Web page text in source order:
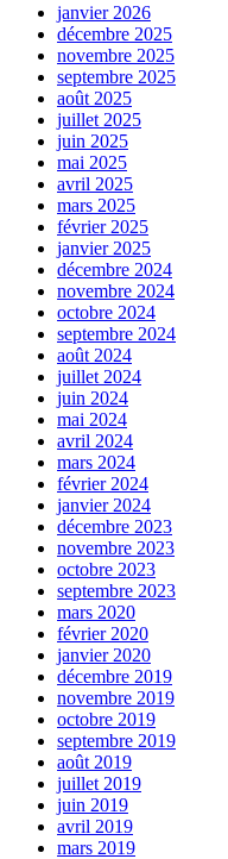
janvier 2026
décembre 2025
novembre 2025
septembre 2025
août 2025
juillet 2025
juin 2025
mai 2025
avril 2025
mars 2025
février 2025
janvier 2025
décembre 2024
novembre 2024
octobre 2024
septembre 2024
août 2024
juillet 2024
juin 2024
mai 2024
avril 2024
mars 2024
février 2024
janvier 2024
décembre 2023
novembre 2023
octobre 2023
septembre 2023
mars 2020
février 2020
janvier 2020
décembre 2019
novembre 2019
octobre 2019
septembre 2019
août 2019
juillet 2019
juin 2019
avril 2019
mars 2019